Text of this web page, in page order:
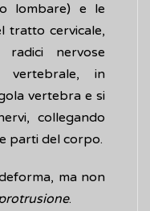
lombare) e le
tratto cervicale,
nervose
vertebrale, in
vertebra e si
collegando
parti del corpo.
ma non
.